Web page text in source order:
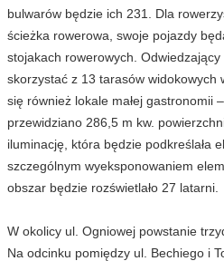
bulwarów będzie ich 231. Dla
ścieżka rowerowa, swoje pojazdy
stojakach rowerowych.
skorzystać z 13 tarasów widokowych
się również lokale małej gastronomii
przewidziano 286,5 m kw.
iluminację, która będzie podkreślała
szczególnym wyeksponowaniem
obszar będzie rozświetlało 27 latarni.
W okolicy ul. Ogniowej powstanie
Na odcinku pomiędzy ul. Bechiego i